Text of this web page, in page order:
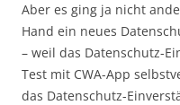
Aber es ging ja nicht
Hand ein neues
– weil das Datenschutz-
Test mit CWA-App
das Datenschutz-